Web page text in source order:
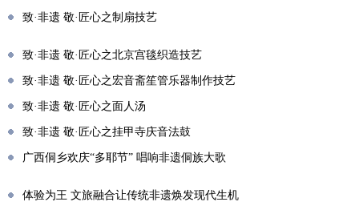
致·非遗 敬·匠心之制扇技艺
致·非遗 敬·匠心之北京宫毯织造技艺
致·非遗 敬·匠心之宏音斋笙管乐器制作技艺
致·非遗 敬·匠心之面人汤
致·非遗 敬·匠心之挂甲寺庆音法鼓
广西侗乡欢庆“多耶节” 唱响非遗侗族大歌
体验为王 文旅融合让传统非遗焕发现代生机